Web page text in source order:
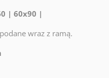
| 60x90 |
wraz z ramą.